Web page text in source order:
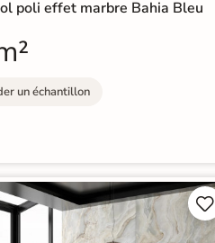
poli effet marbre Bahia Bleu
un échantillon

